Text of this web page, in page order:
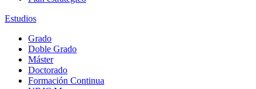
Estudios
Grado
Doble Grado
Máster
Doctorado
Formación Continua